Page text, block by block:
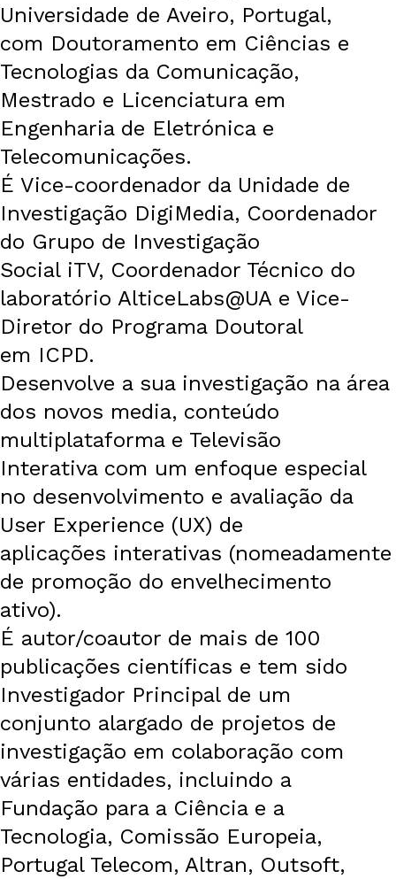
Universidade de Aveiro, Portugal,
com Doutoramento em Ciências e
Tecnologias da Comunicação,
Mestrado e Licenciatura em
Engenharia de Eletrónica e
Telecomunicações.
É Vice-coordenador da Unidade de
Investigação DigiMedia, Coordenador
do Grupo de Investigação
Social iTV, Coordenador Técnico do
laboratório AlticeLabs@UA e Vice-
Diretor do Programa Doutoral
em ICPD.
Desenvolve a sua investigação na área
dos novos media, conteúdo
multiplataforma e Televisão
Interativa com um enfoque especial
no desenvolvimento e avaliação da
User Experience (UX) de
aplicações interativas (nomeadamente
de promoção do envelhecimento
ativo).
É autor/coautor de mais de 100
publicações científicas e tem sido
Investigador Principal de um
conjunto alargado de projetos de
investigação em colaboração com
várias entidades, incluindo a
Fundação para a Ciência e a
Tecnologia, Comissão Europeia,
Portugal Telecom, Altran, Outsoft,